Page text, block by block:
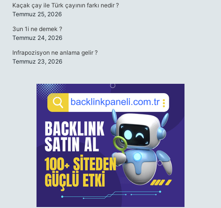
Kaçak çay ile Türk çayının farkı nedir ?
Temmuz 25, 2026
3un 1i ne demek ?
Temmuz 24, 2026
Infrapozisyon ne anlama gelir ?
Temmuz 23, 2026